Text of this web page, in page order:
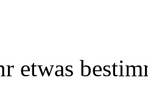
etwas